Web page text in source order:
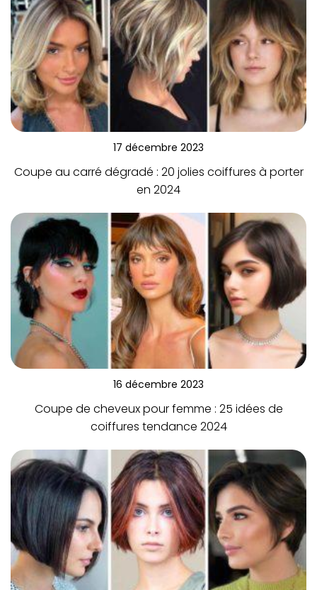
17 décembre 2023
Coupe au carré dégradé : 20 jolies coiffures à porter
en 2024
16 décembre 2023
Coupe de cheveux pour femme : 25 idées de
coiffures tendance 2024